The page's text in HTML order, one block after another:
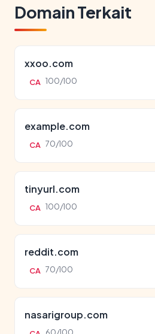
Domain Terkait
xxoo.com
CA 100/100
example.com
CA 70/100
tinyurl.com
CA 100/100
reddit.com
CA 70/100
nasarigroup.com